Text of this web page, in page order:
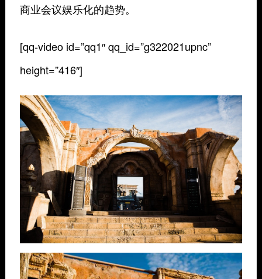
商业会议娱乐化的趋势。
[qq-video id=”qq1″ qq_id=”g322021upnc”
height=”416″]